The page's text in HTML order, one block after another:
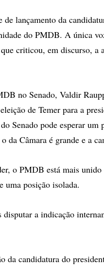
de lançamento da
do PMDB. A única
criticou, em discurso, a
no Senado, Valdir
de Temer para a
Senado pode esperar
da Câmara é grande e a
o PMDB está mais
uma posição isolada.
a indicação
da candidatura do